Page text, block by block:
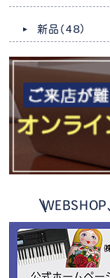
新品 （48）
WEBSHOP